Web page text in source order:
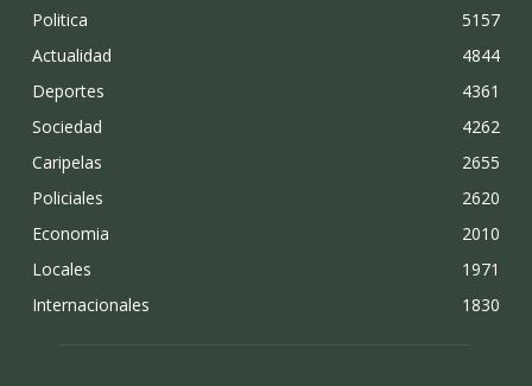
Politica
5157
Actualidad
4844
Deportes
4361
Sociedad
4262
Caripelas
2655
Policiales
2620
Economia
2010
Locales
1971
Internacionales
1830